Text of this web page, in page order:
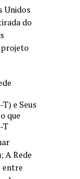
Unidos
do
projeto
e Seus
que
T
A Rede
entre